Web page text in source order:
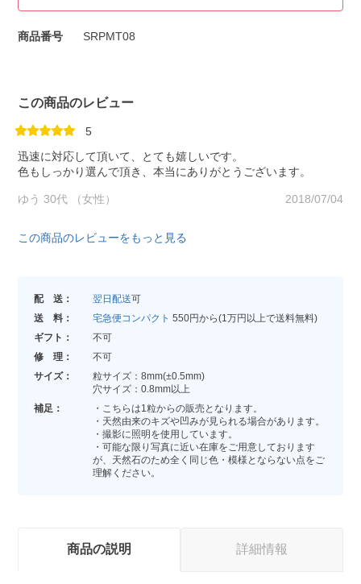
商品番号 SRPMT08
この商品のレビュー
5
迅速に対応して頂いて、とても嬉しいです。
色もしっかり選んで頂き、本当にありがとうございます。
ゆう 30代 （女性） 2018/07/04
この商品のレビューをもっと見る
配 送： 翌日配送可
送 料：
宅急便コンパクト 550円から(1万円以上で送料無料)
ギフト：
不可
修 理：
不可
サイズ：
粒サイズ：8mm(±0.5mm)
穴サイズ：0.8mm以上
補足：
・こちらは1粒からの販売となります。
・天然由来のキズや凹みが見られる場合があります。
・撮影に照明を使用しています。
・可能な限り写真に近い在庫をご用意しております
が、天然石のため全く同じ色・模様とならない点をご
理解ください。
商品の説明 詳細情報